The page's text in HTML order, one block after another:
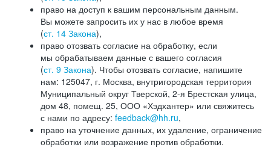
право на доступ к вашим персональным данным.
Вы можете запросить их у нас в любое время
(ст. 14 Закона),
право отозвать согласие на обработку, если
мы обрабатываем данные с вашего согласия
(ст. 9 Закона). Чтобы отозвать согласие, напишите
нам: 125047, г. Москва, внутригородская территория
Муниципальный округ Тверской, 2-я Брестская улица,
дом 48, помещ. 25, ООО «Хэдхантер» или свяжитесь
с нами по адресу: feedback@hh.ru,
право на уточнение данных, их удаление, ограничение
обработки или возражение против обработки.